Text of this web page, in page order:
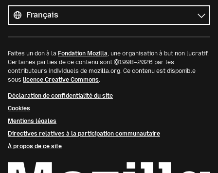
les
langues
Langue
Faites un don à la Fondation Mozilla, une organisation à but non lucratif.
Certaines parties de ce contenu sont ©1998–2026 par les
contributeurs individuels de mozilla.org. Ce contenu est disponible
sous licence Creative Commons.
Déclaration de confidentialité du site
Cookies
Mentions légales
Directives relatives à la participation communautaire
À propos de ce site